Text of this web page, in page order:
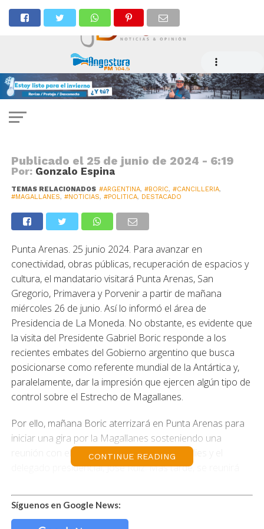
POLÍTICA
Tras polémica con Argentina,
Boric inicia gira por Magallanes
Publicado el 25 de junio de 2024 - 6:19
Por: Gonzalo Espina
TEMAS RELACIONADOS #ARGENTINA, #BORIC, #CANCILLERIA,
#MAGALLANES, #NOTICIAS, #POLITICA, DESTACADO
Punta Arenas. 25 junio 2024. Para avanzar en
conectividad, obras públicas, recuperación de espacios y
cultura, el mandatario visitará Punta Arenas, San
Gregorio, Primavera y Porvenir a partir de mañana
miércoles 26 de junio. Así lo informó el área de
Presidencia de La Moneda. No obstante, es evidente que
la visita del Presidente Gabriel Boric responde a los
recientes embates del Gobierno argentino que busca
posicionarse como referente mundial de la Antártica y,
paralelamente, dar la impresión que ejercen algún tipo de
control sobre el Estrecho de Magallanes.
Por ello, mañana Boric aterrizará en Punta Arenas para
iniciar una gira por la Magallanes sosteniendo una
reunión con el gobernador regional, Jorge Flies y el
delegado presidencial, José Ruiz. Más tarde, se reunirá
El jueves 27 de junio, el Jefe de Estado recorrerá las
obras en ejecución del Aeropuerto Internacional
CONTINUE READING
Síguenos en Google News: